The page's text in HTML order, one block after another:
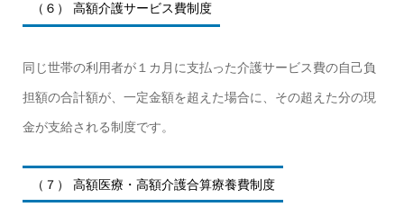
（６） 高額介護サービス費制度
同じ世帯の利用者が１カ月に支払った介護サービス費の自己負
担額の合計額が、一定金額を超えた場合に、その超えた分の現
金が支給される制度です。
（７） 高額医療・高額介護合算療養費制度